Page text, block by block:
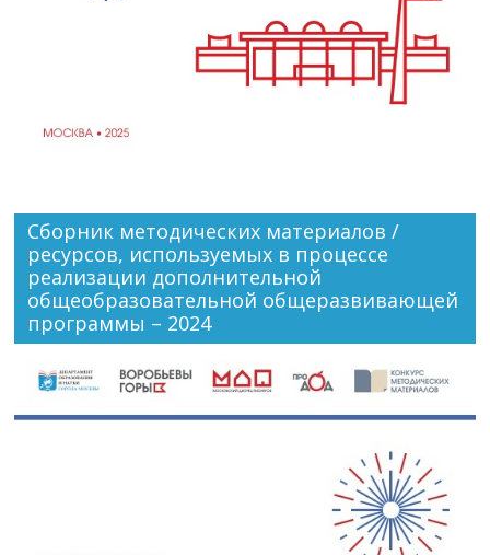
Сборник методических материалов /
ресурсов, используемых в процессе
реализации дополнительной
общеобразовательной общеразвивающей
программы – 2024